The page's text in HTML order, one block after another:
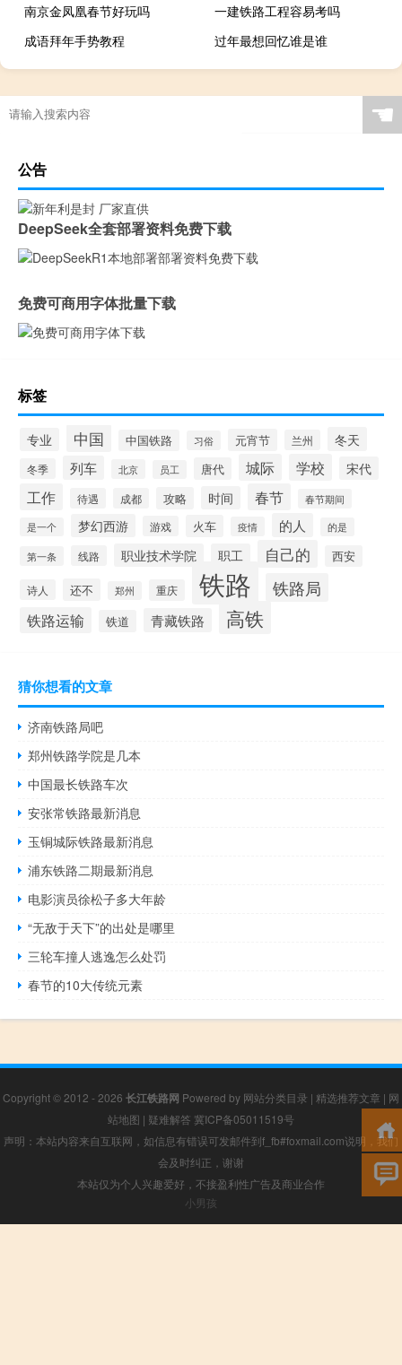
南京金凤凰春节好玩吗
一建铁路工程容易考吗
成语拜年手势教程
过年最想回忆谁是谁
☚
公告
DeepSeek全套部署资料免费下载
免费可商用字体批量下载
标签
专业 中国 中国铁路 习俗 元宵节 兰州 冬天
冬季 列车 北京 员工 唐代 城际 学校 宋代
工作 待遇 成都 攻略 时间 春节 春节期间
是一个 梦幻西游 游戏 火车 疫情 的人 的是
第一条 线路 职业技术学院 职工 自己的 西安
诗人 还不 郑州 重庆 铁路 铁路局
铁路运输 铁道 青藏铁路 高铁
猜你想看的文章
济南铁路局吧
郑州铁路学院是几本
中国最长铁路车次
安张常铁路最新消息
玉铜城际铁路最新消息
浦东铁路二期最新消息
电影演员徐松子多大年龄
“无敌于天下”的出处是哪里
三轮车撞人逃逸怎么处罚
春节的10大传统元素
Copyright © 2012 - 2026 长江铁路网 Powered by 网站分类目录 | 精选推荐文章 | 网
站地图 | 疑难解答 冀ICP备05011519号
声明：本站内容来自互联网，如信息有错误可发邮件到f_fb#foxmail.com说明，我们
会及时纠正，谢谢
本站仅为个人兴趣爱好，不接盈利性广告及商业合作
小男孩